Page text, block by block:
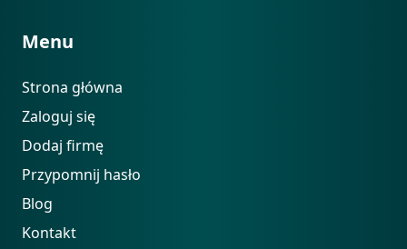
Menu
Strona główna
Zaloguj się
Dodaj firmę
Przypomnij hasło
Blog
Kontakt